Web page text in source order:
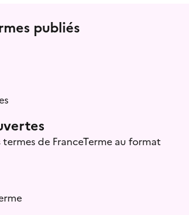
publiés
termes de FranceTerme au format